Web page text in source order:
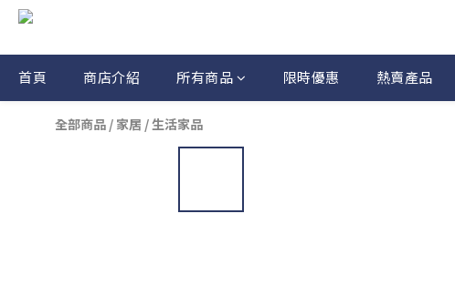
首頁 商店介紹 所有商品 限時優惠 熱賣產品
全部商品 / 家居 /生活家品